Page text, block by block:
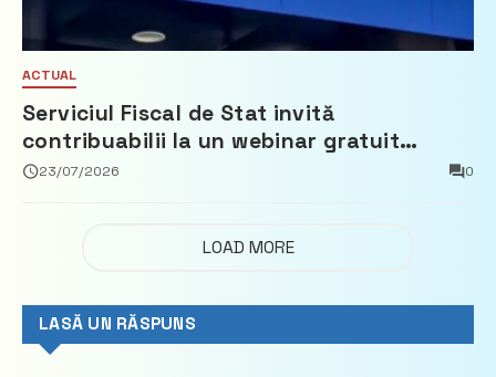
ACTUAL
Serviciul Fiscal de Stat invită
contribuabilii la un webinar gratuit
privind calculul impozitului pe bunurile
23/07/2026 0
LOAD MORE
LASĂ UN RĂSPUNS